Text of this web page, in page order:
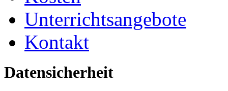
Unterrichtsangebote
Kontakt
Datensicherheit